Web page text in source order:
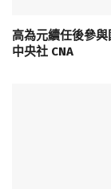
高為元續任後參
中央社 CNA